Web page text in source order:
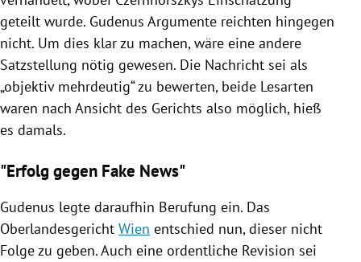
geteilt wurde. Gudenus Argumente reichten hingegen
nicht. Um dies klar zu machen, wäre eine andere
Satzstellung nötig gewesen. Die Nachricht sei als
„objektiv mehrdeutig“ zu bewerten, beide Lesarten
waren nach Ansicht des Gerichts also möglich, hieß
es damals.
"Erfolg gegen Fake News"
Gudenus legte daraufhin Berufung ein. Das
Oberlandesgericht Wien entschied nun, dieser nicht
Folge zu geben. Auch eine ordentliche Revision sei